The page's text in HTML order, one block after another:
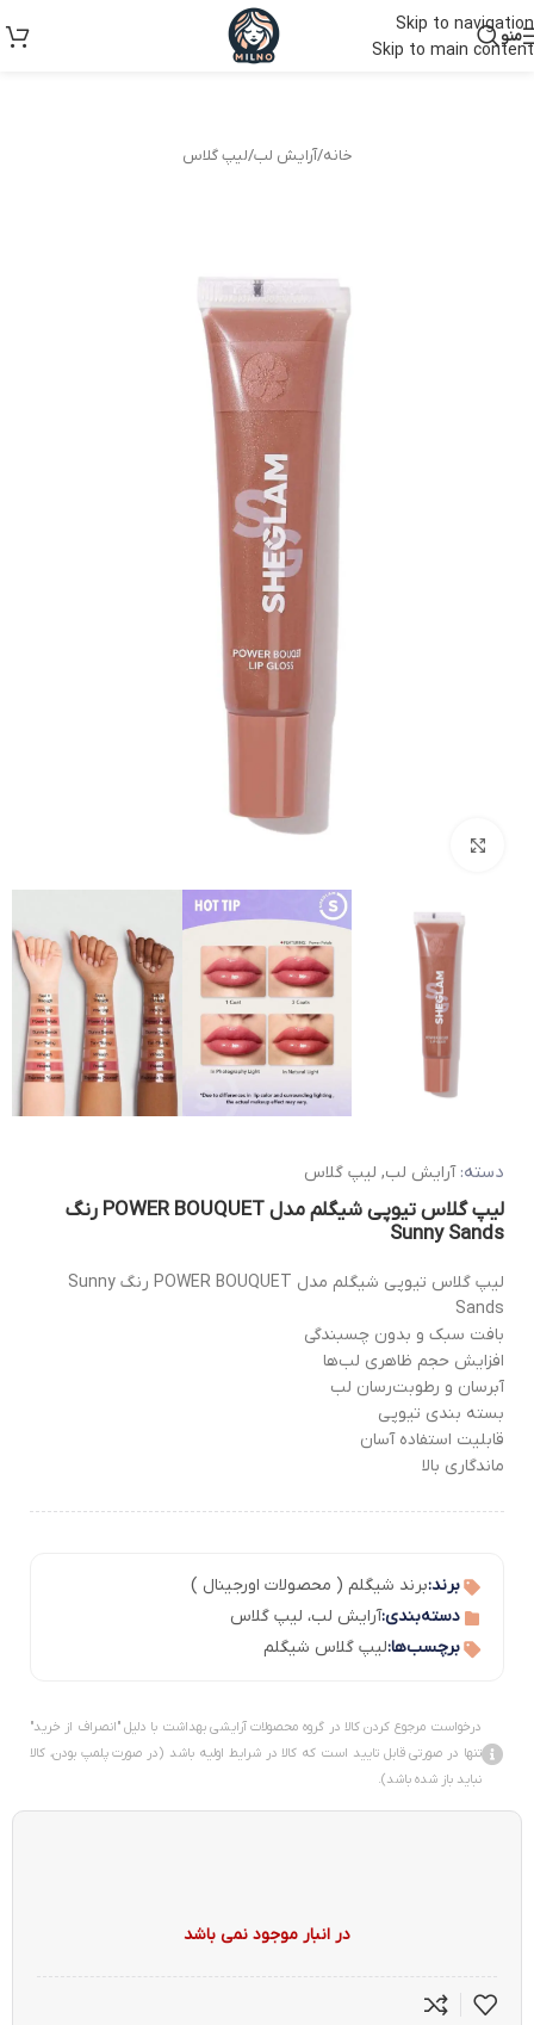
Skip to navigation
Skip to main content
منو
خانه/آرایش لب/لیپ گلاس
دسته: آرایش لب, لیپ گلاس
لیپ گلاس تیوپی شیگلم مدل POWER BOUQUET رنگ
Sunny Sands
لیپ گلاس تیوپی شیگلم مدل POWER BOUQUET رنگ Sunny
Sands
بافت سبک و بدون چسبندگی
افزایش حجم ظاهری لب‌ها
آبرسان و رطوبت‌رسان لب
بسته بندی تیوپی
قابلیت استفاده آسان
ماندگاری بالا
برند:برند شیگلم ( محصولات اورجینال )
دسته‌بندی:آرایش لب، لیپ گلاس
برچسب‌ها:لیپ گلاس شیگلم
درخواست مرجوع کردن کالا در گروه محصولات آرایشی بهداشت با دلیل "انصراف از خرید"
تنها در صورتی قابل تایید است که کالا در شرایط اولیه باشد (در صورت پلمپ بودن، کالا
نباید باز شده باشد).
در انبار موجود نمی باشد